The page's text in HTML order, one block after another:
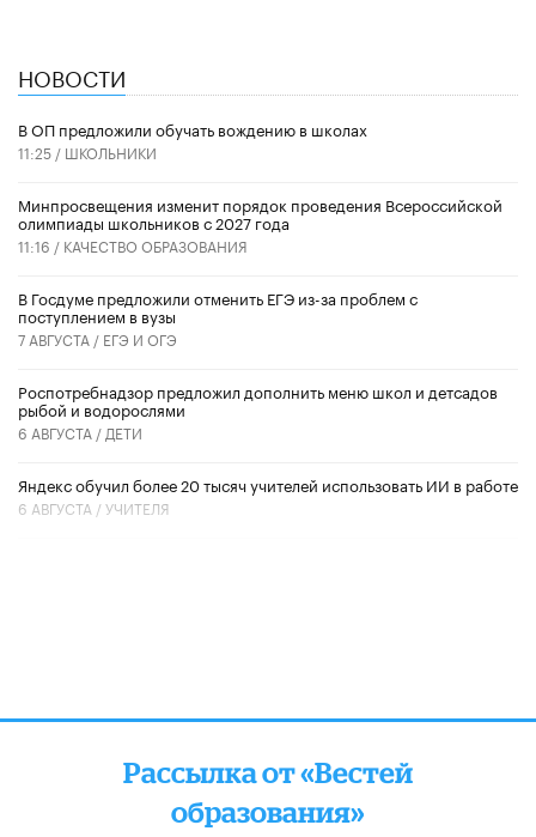
НОВОСТИ
В ОП предложили обучать вождению в школах
11:25 / ШКОЛЬНИКИ
Минпросвещения изменит порядок проведения Всероссийской
олимпиады школьников с 2027 года
11:16 / КАЧЕСТВО ОБРАЗОВАНИЯ
В Госдуме предложили отменить ЕГЭ из-за проблем с
поступлением в вузы
7 АВГУСТА / ЕГЭ И ОГЭ
Роспотребнадзор предложил дополнить меню школ и детсадов
рыбой и водорослями
6 АВГУСТА / ДЕТИ
​Яндекс обучил более 20 тысяч учителей использовать ИИ в работе
6 АВГУСТА /УЧИТЕЛЯ
Рассылка от «Вестей
образования»